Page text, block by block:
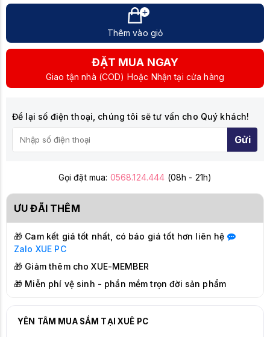
Thêm vào giỏ
ĐẶT MUA NGAY
Giao tận nhà (COD) Hoặc Nhận tại cửa hàng
Để lại số điện thoại, chúng tôi sẽ tư vấn cho Quý khách!
Gửi
Gọi đặt mua: 0568.124.444 (08h - 21h)
ƯU ĐÃI THÊM
🎁 Cam kết giá tốt nhất, có báo giá tốt hơn liên hệ
Zalo XUE PC
🎁 Giảm thêm cho XUE-MEMBER
🎁 Miễn phí vệ sinh - phần mềm trọn đời sản phẩm
YÊN TÂM MUA SẮM TẠI XUÊ PC